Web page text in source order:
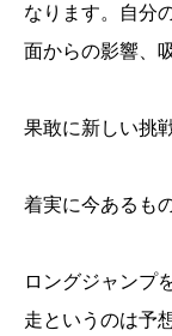
なります。自分
面からの影響、
果敢に新しい挑
着実に今あるも
ロングジャンプ
走というのは予